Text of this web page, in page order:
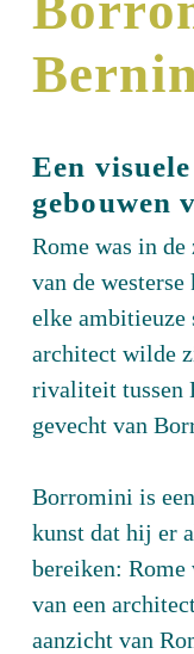
Een
gebouwen
Rome was in de
van de
elke ambitieuze
architect wilde
rivaliteit tussen
gevecht van
Borromini is
kunst dat hij er
bereiken: Rome
van een
aanzicht van